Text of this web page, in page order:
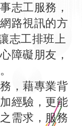
志工服務，
路視訊的方
志工排班上
障礙朋友，
，藉專業背
經驗，更能
需求，服務